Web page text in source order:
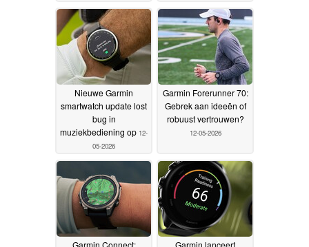
Nieuwe Garmin
smartwatch update lost
bug in
muziekbediening op 12-
05-2026
Garmin Forerunner 70:
Gebrek aan ideeën of
robuust vertrouwen?
12-05-2026